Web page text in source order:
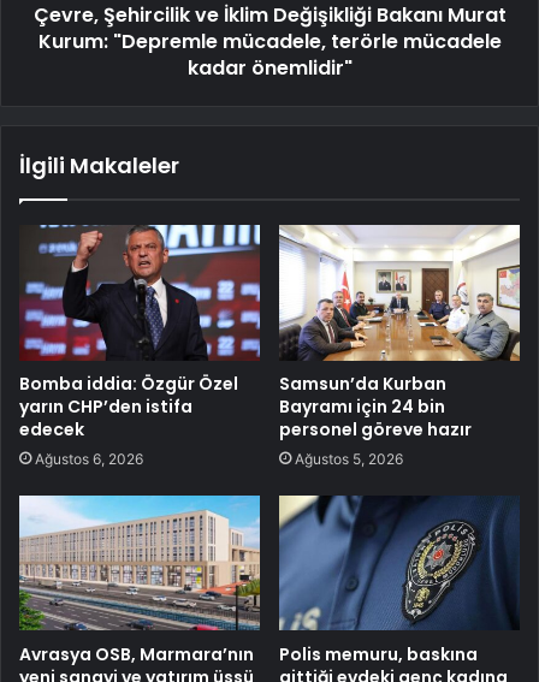
Çevre, Şehircilik ve İklim Değişikliği Bakanı Murat
Kurum: "Depremle mücadele, terörle mücadele
kadar önemlidir"
İlgili Makaleler
Bomba iddia: Özgür Özel
yarın CHP’den istifa
edecek
Ağustos 6, 2026
Samsun’da Kurban
Bayramı için 24 bin
personel göreve hazır
Ağustos 5, 2026
Avrasya OSB, Marmara’nın
yeni sanayi ve yatırım üssü
Polis memuru, baskına
gittiği evdeki genç kadına